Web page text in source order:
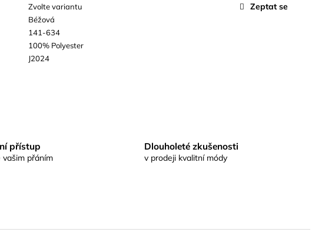
Zvolte variantu
Béžová
141-634
100% Polyester
J2024
Zeptat se
přístup
vašim přáním
Dlouholeté zkušenosti
v prodeji kvalitní módy